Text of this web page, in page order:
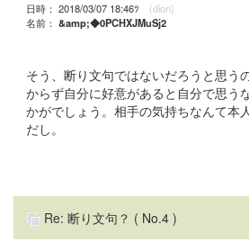
日時： 2018/03/07 18:46ﾂ (dion)
名前： &amp;◆0PCHXJMuSj2
そう、断り文句ではないだろうと思う
からず自分に好意があると自分で思う
かがでしょう。相手の気持ちなんて本
だし。
Re: 断り文句？ ( No.4 )